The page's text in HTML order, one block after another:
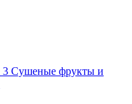
3 Сушеные фрукты и